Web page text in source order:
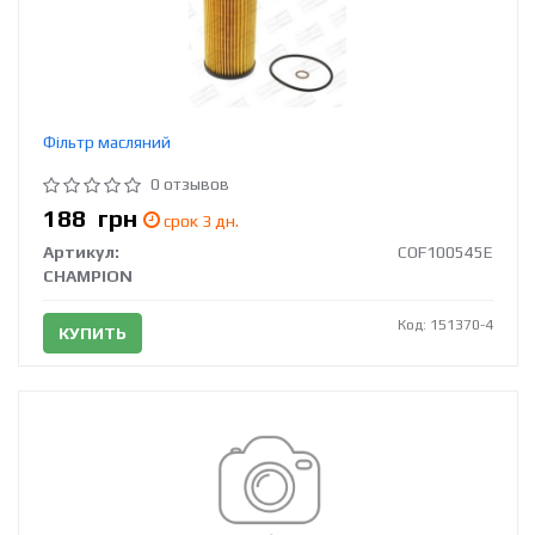
Фільтр масляний
0 отзывов
188 грн
срок 3 дн.
Артикул:
COF100545E
CHAMPION
КУПИТЬ Код: 151370-4